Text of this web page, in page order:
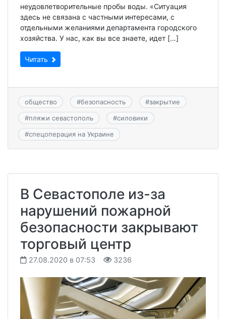
неудовлетворительные пробы воды. «Ситуация
здесь не связана с частными интересами, с
отдельными желаниями департамента городского
хозяйства. У нас, как вы все знаете, идет […]
Читать
общество #безопасность #закрытие
#пляжи севастополь #силовики
#спецоперация на Украине
В Севастополе из-за
нарушений пожарной
безопасности закрывают
торговый центр
27.08.2020 в 07:53 3236